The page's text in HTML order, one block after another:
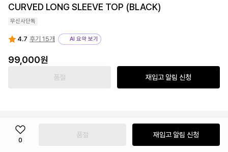
CURVED LONG SLEEVE TOP (BLACK)
무신사단독
4.7 후기 15개 AI 요약 보기
99,000원
품절 재입고 알림 신청
0
품절 재입고 알림 신청